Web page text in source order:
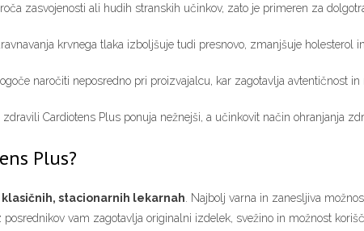
zasvojenosti ali hudih stranskih učinkov, zato je primeren za
krvnega tlaka izboljšuje tudi presnovo, zmanjšuje holesterol
naročiti neposredno pri proizvajalcu, kar zagotavlja avtentičnost in
Cardiotens Plus ponuja nežnejši, a učinkovit način ohranjanja
Plus?
klasičnih, stacionarnih lekarnah . Najbolj varna in zanesljiva
vam zagotavlja originalni izdelek, svežino in možnost